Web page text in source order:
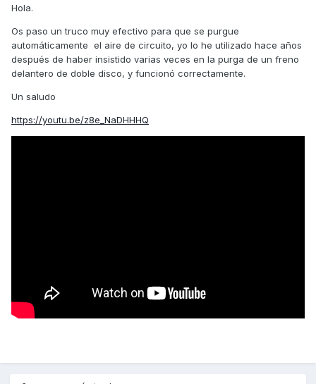
Hola.
Os paso un truco muy efectivo para que se purgue
automáticamente el aire de circuito, yo lo he utilizado hace años
después de haber insistido varias veces en la purga de un freno
delantero de doble disco, y funcionó correctamente.
Un saludo
https://youtu.be/z8e_NaDHHHQ